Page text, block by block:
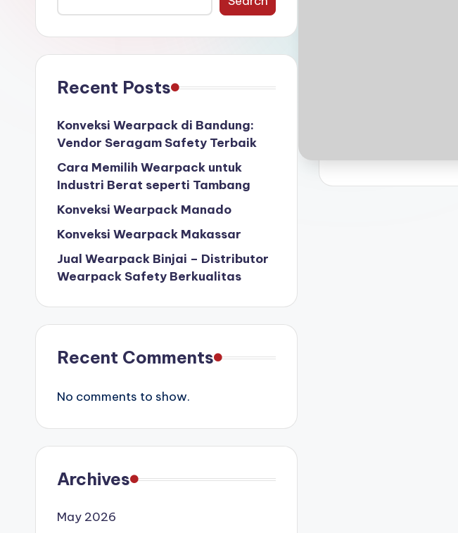
W
e
Recent Posts
Konveksi Wearpack di Bandung:
Vendor Seragam Safety Terbaik
Cara Memilih Wearpack untuk
Industri Berat seperti Tambang
Konveksi Wearpack Manado
Konveksi Wearpack Makassar
Jual Wearpack Binjai – Distributor
Wearpack Safety Berkualitas
Recent Comments
No comments to show.
Archives
May 2026